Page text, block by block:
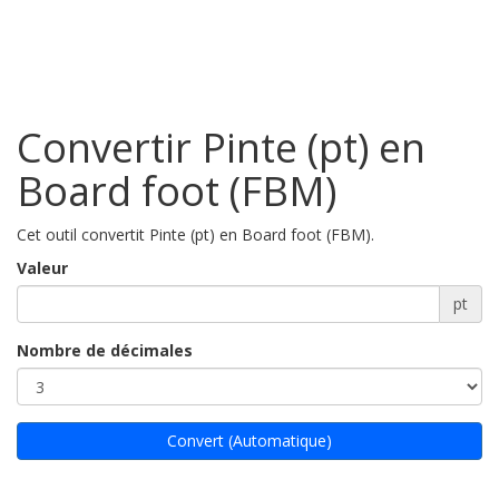
Convertir Pinte (pt) en
Board foot (FBM)
Cet outil convertit Pinte (pt) en Board foot (FBM).
Valeur
pt
Nombre de décimales
Convert (Automatique)